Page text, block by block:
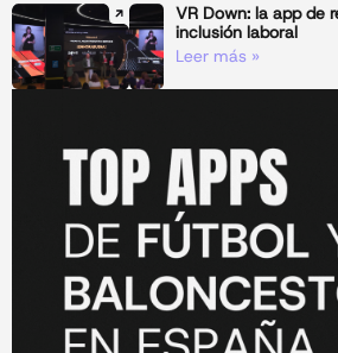
VR Down: la app de
inclusión laboral
Leer más »